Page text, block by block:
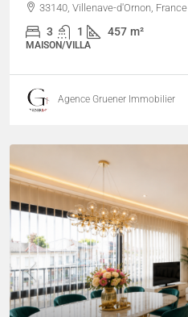
33140, Villenave-d'Ornon, France
3 1 457 m²
MAISON/VILLA
Agence Gruener Immobilier